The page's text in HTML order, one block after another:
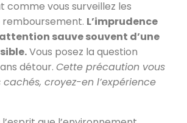
comme vous surveillez les
L’imprudence
sauve souvent d’une
Vous posez la question
détour. Cette précaution vous
croyez-en l’expérience